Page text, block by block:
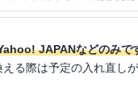
JAPANなどのみで
る際は予定の入れ直し